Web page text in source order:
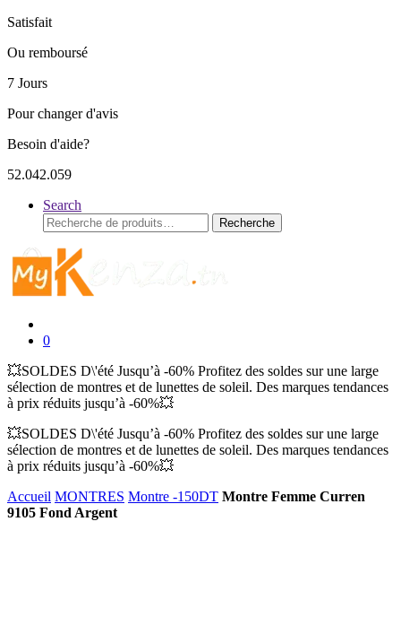
Satisfait
Ou remboursé
7 Jours
Pour changer d'avis
Besoin d'aide?
52.042.059
Search
Recherche
pour :
Recherche
0
💥SOLDES D\'été Jusqu’à -60% Profitez des soldes sur une large
sélection de montres et de lunettes de soleil. Des marques tendances
à prix réduits jusqu’à -60%💥
💥SOLDES D\'été Jusqu’à -60% Profitez des soldes sur une large
sélection de montres et de lunettes de soleil. Des marques tendances
à prix réduits jusqu’à -60%💥
Accueil MONTRES Montre -150DT Montre Femme Curren
9105 Fond Argent